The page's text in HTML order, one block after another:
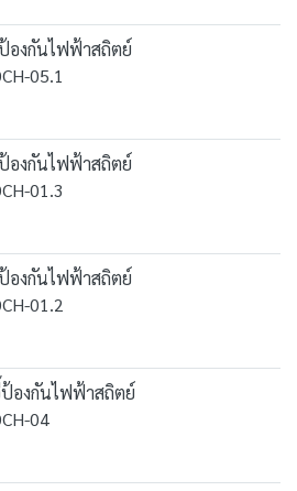
ป้องกันไฟฟ้าสถิตย์
05.1
ป้องกันไฟฟ้าสถิตย์
01.3
ป้องกันไฟฟ้าสถิตย์
01.2
ป้องกันไฟฟ้าสถิตย์
04